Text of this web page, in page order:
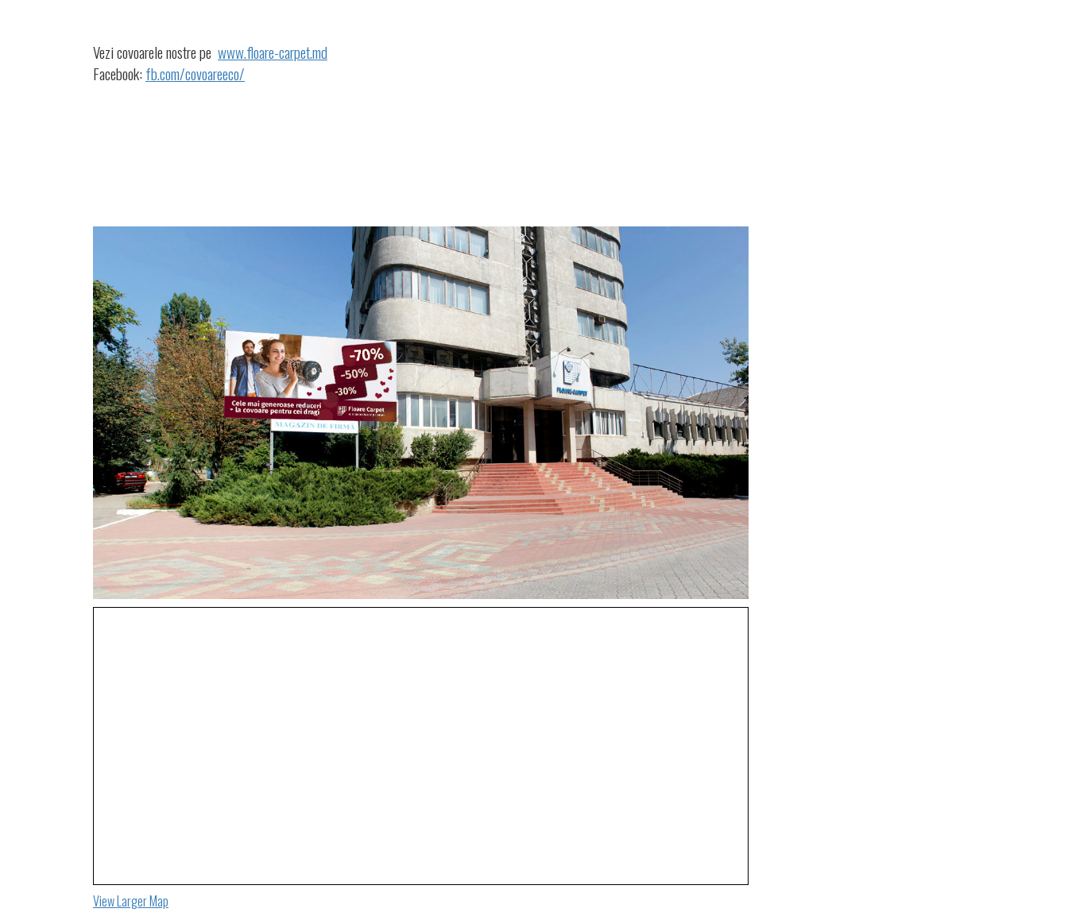
Vezi covoarele nostre pe www.floare-carpet.md
Facebook: fb.com/covoareeco/
View Larger Map